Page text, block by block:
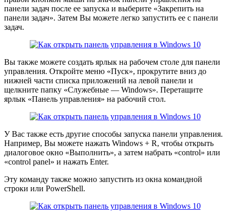
панели задач после ее запуска и выберите «Закрепить на
панели задач». Затем Вы можете легко запустить ее с панели
задач.
Вы также можете создать ярлык на рабочем столе для панели
управления. Откройте меню «Пуск», прокрутите вниз до
нижней части списка приложений на левой панели и
щелкните папку «Служебные — Windows». Перетащите
ярлык «Панель управления» на рабочий стол.
У Вас также есть другие способы запуска панели управления.
Например, Вы можете нажать Windows + R, чтобы открыть
диалоговое окно «Выполнить», а затем набрать «control» или
«control panel» и нажать Enter.
Эту команду также можно запустить из окна командной
строки или PowerShell.